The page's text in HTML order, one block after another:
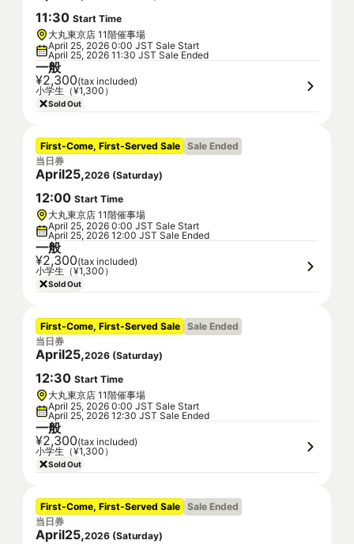
11:30 Start Time
大丸東京店 11階催事場
April 25, 2026 0:00 JST Sale Start
April 25, 2026 11:30 JST Sale Ended
一般
¥2,300(tax included)
小学生（¥1,300）
Sold Out
First-Come, First-Served Sale Sale Ended
当日券
April25,2026 (Saturday)
12:00 Start Time
大丸東京店 11階催事場
April 25, 2026 0:00 JST Sale Start
April 25, 2026 12:00 JST Sale Ended
一般
¥2,300(tax included)
小学生（¥1,300）
Sold Out
First-Come, First-Served Sale Sale Ended
当日券
April25,2026 (Saturday)
12:30 Start Time
大丸東京店 11階催事場
April 25, 2026 0:00 JST Sale Start
April 25, 2026 12:30 JST Sale Ended
一般
¥2,300(tax included)
小学生（¥1,300）
Sold Out
First-Come, First-Served Sale Sale Ended
当日券
April25,2026 (Saturday)